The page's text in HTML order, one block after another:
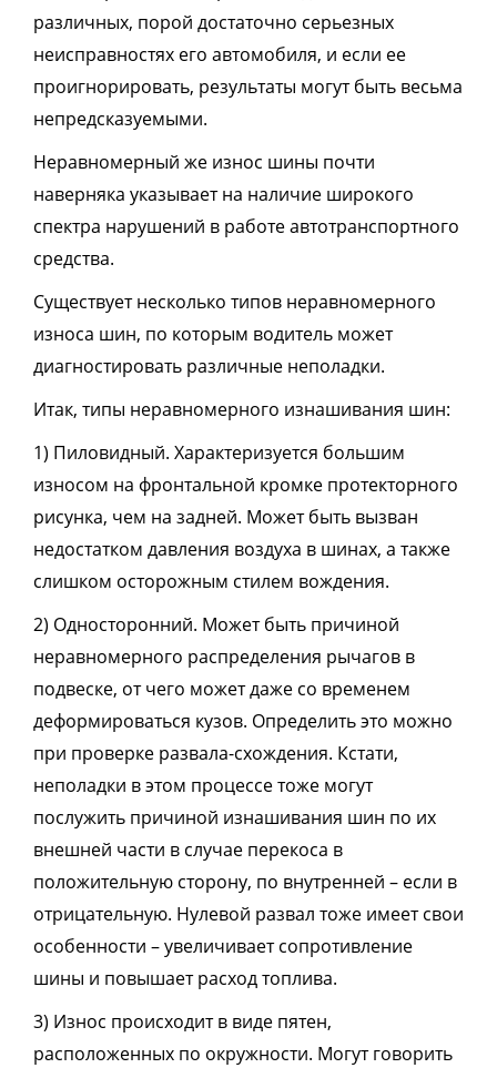
различных, порой достаточно серьезных
неисправностях его автомобиля, и если ее
проигнорировать, результаты могут быть весьма
непредсказуемыми.
Неравномерный же износ шины почти
наверняка указывает на наличие широкого
спектра нарушений в работе автотранспортного
средства.
Существует несколько типов неравномерного
износа шин, по которым водитель может
диагностировать различные неполадки.
Итак, типы неравномерного изнашивания шин:
1) Пиловидный. Характеризуется большим
износом на фронтальной кромке протекторного
рисунка, чем на задней. Может быть вызван
недостатком давления воздуха в шинах, а также
слишком осторожным стилем вождения.
2) Односторонний. Может быть причиной
неравномерного распределения рычагов в
подвеске, от чего может даже со временем
деформироваться кузов. Определить это можно
при проверке развала-схождения. Кстати,
неполадки в этом процессе тоже могут
послужить причиной изнашивания шин по их
внешней части в случае перекоса в
положительную сторону, по внутренней – если в
отрицательную. Нулевой развал тоже имеет свои
особенности – увеличивает сопротивление
шины и повышает расход топлива.
3) Износ происходит в виде пятен,
расположенных по окружности. Могут говорить